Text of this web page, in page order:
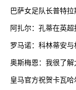
巴萨女足队长普特
阿扎尔：孔蒂在英
罗马诺：科林蒂安
奥斯梅恩：我很了解
皇马官方祝贺卡瓦